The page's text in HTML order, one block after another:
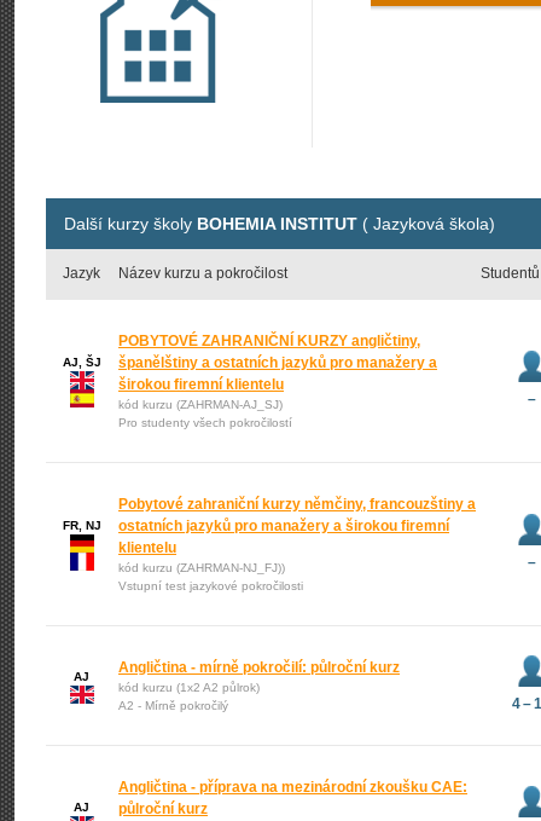
Další kurzy školy BOHEMIA INSTITUT ( Jazyková škola)
Jazyk Název kurzu a pokročilost Studentů
AJ, ŠJ
POBYTOVÉ ZAHRANIČNÍ KURZY angličtiny,
španělštiny a ostatních jazyků pro manažery a
širokou firemní klientelu
kód kurzu (ZAHRMAN-AJ_SJ)
Pro studenty všech pokročilostí
–
FR, NJ
Pobytové zahraniční kurzy němčiny, francouzštiny a
ostatních jazyků pro manažery a širokou firemní
klientelu
kód kurzu (ZAHRMAN-NJ_FJ))
Vstupní test jazykové pokročilosti
–
AJ
Angličtina - mírně pokročilí: půlroční kurz
kód kurzu (1x2 A2 půlrok)
A2 - Mírně pokročilý
4 –
AJ
Angličtina - příprava na mezinárodní zkoušku CAE:
půlroční kurz